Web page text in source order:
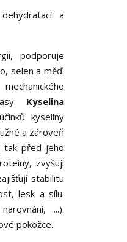
a
podporuje
selen a měď.
Kyselina
kyseliny
a zároveň
tak před jeho
zvyšují
stabilitu
lesk a sílu.
...).
pokožce.